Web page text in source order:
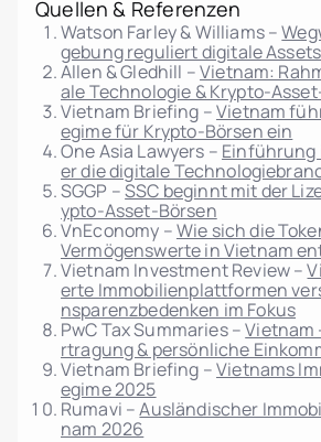
Quellen & Referenzen
Watson Farley & Williams –
gebung reguliert digitale
Allen & Gledhill –Vietnam:
ale Technologie & Krypto-
Vietnam Briefing –Vietnam
egime für Krypto-Börsen ein
One Asia Lawyers – Einführung
er die digitale
SGGP –SSC beginnt mit der
ypto-Asset-Börsen
VnEconomy –Wie sich die
Vermögenswerte in Vietnam
Vietnam Investment Review –
erte Immobilienplattformen
nsparenzbedenken im Fokus
PwC Tax Summaries –Vietnam
rtragung & persönliche
Vietnam Briefing –Vietnams
egime 2025
Rumavi –Ausländischer
nam 2026